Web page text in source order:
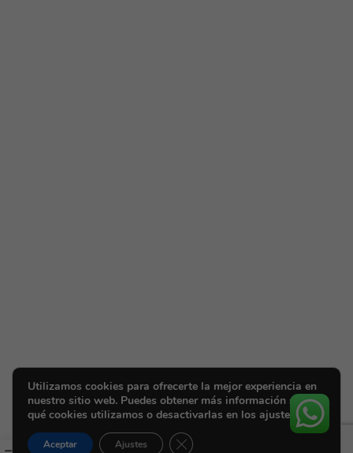
Utilizamos cookies para ofrecerte la mejor experiencia en
nuestro sitio web. Puedes obtener más información sobre
qué cookies utilizamos o desactivarlas en los ajustes.
Aceptar Ajustes Cerrar el banner de cookies RGPD